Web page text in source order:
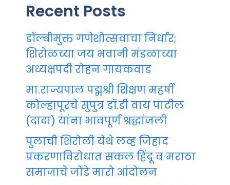
Recent Posts
डॉल्बीमुक्त गणेशोत्सवाचा निर्धार;
शिरोळच्या जय भवानी मंडळाच्या
अध्यक्षपदी रोहन गायकवाड
मा.राज्यपाल पद्मश्री शिक्षण महर्षी
कोल्हापूरचे सुपुत्र डॉ.डी वाय पाटील
(दादा) यांना भावपूर्ण श्रद्धांजली
पुलाची शिरोली येथे लव्ह जिहाद
प्रकरणाविरोधात सकल हिंदू व मराठा
समाजाचे जोडे मारो आंदोलन